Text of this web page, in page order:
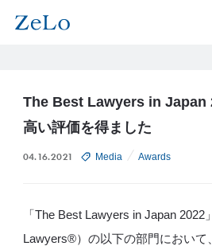
The Best Lawyers in Japan
高い評価を得ました
04.16.2021 Media Awards
「The Best Lawyers in Japan 2022
Lawyers®️）の以下の部門において